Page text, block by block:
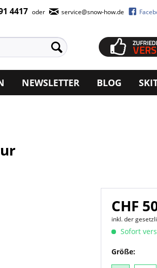
4417 oder service@snow-how.de
NEWSLETTER BLOG
CHF
inkl. der
Sofort
Größe: